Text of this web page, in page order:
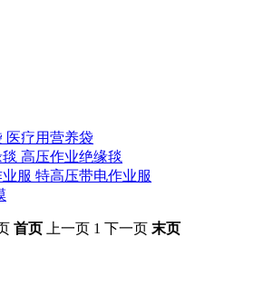
医疗用营养袋
高压作业绝缘毯
特高压带电作业服
首页 上一页 1 下一页 末页